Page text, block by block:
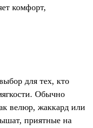
комфорт,
для тех, кто
Обычно
велюр, жаккард или
приятные на